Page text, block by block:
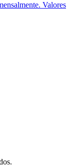
Valores